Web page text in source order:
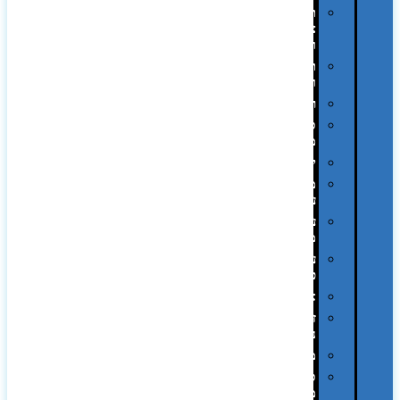
תיקי
ומכתביות
תערוכות
וכנסים
רמקולים
סוכריות
ממותגות
יודאיקה
מארזי
עטים
עטי
מתכת
עטי
פלסטיק
אוזניות
זכרונות
ניידים
מפצלים
סביבת
מחשב